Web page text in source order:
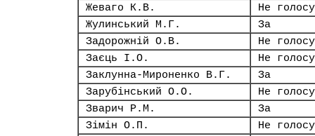
Жеваго К.В.
Не
Жулинський М.Г.
За
Задорожній О.В.
Не
Заєць І.О.
Не
Заклунна-Мироненко В.Г.
За
Зарубінський О.О.
Не
Зварич Р.М.
За
Зімін О.П.
Не